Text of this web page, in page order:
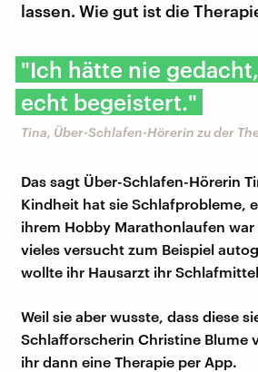
lassen. Wie gut ist die
"Ich hätte nie
echt begeistert."
Tina, Über-Schlafen-Hörerin zu der
Das sagt Über-Schlafen-Hörerin
Kindheit hat sie Schlafprobleme,
ihrem Hobby Marathonlaufen
vieles versucht zum Beispiel
wollte ihr Hausarzt ihr
Weil sie aber wusste, dass diese
Schlafforscherin Christine Blume
ihr dann eine Therapie per App.